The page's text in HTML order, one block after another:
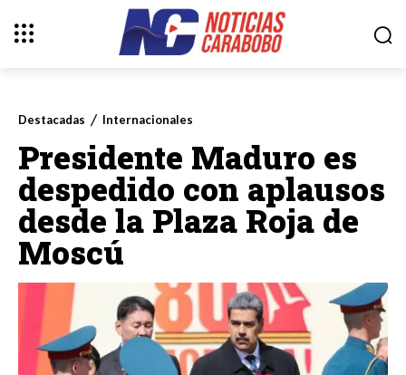
Destacadas Internacionales
Presidente Maduro es
despedido con aplausos
desde la Plaza Roja de
Moscú